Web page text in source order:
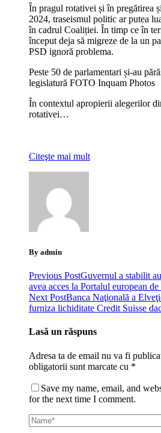
În pragul rotativei și în pregătirea
2024, traseismul politic ar putea
în cadrul Coaliției. În timp ce în
început deja să migreze de la un
PSD ignoră problema.
Peste 50 de parlamentari și-au
legislatură FOTO Inquam Photos
În contextul apropierii alegerilor
rotativei…
Citeşte mai mult
By admin
Previous PostGuvernul a stabilit
avea acces la Portalul european de
Next PostBanca Naţională a
furniza lichiditate Credit Suisse
Lasă un răspuns
Adresa ta de email nu va fi
obligatorii sunt marcate cu *
Save my name, email, and
for the next time I comment.